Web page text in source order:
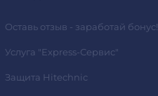
Оставь отзыв - заработай бонус!
Услуга "Express-Сервис"
Защита Hitechnic